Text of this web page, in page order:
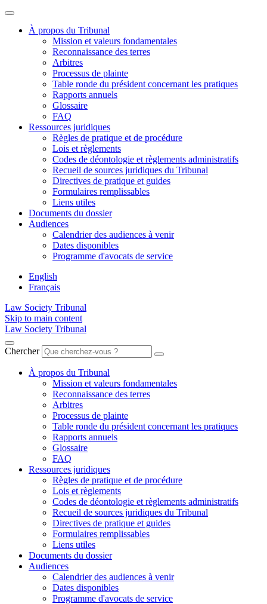
À propos du Tribunal
Mission et valeurs fondamentales
Reconnaissance des terres
Arbitres
Processus de plainte
Table ronde du président concernant les pratiques
Rapports annuels
Glossaire
FAQ
Ressources juridiques
Règles de pratique et de procédure
Lois et règlements
Codes de déontologie et règlements administratifs
Recueil de sources juridiques du Tribunal
Directives de pratique et guides
Formulaires remplissables
Liens utiles
Documents du dossier
Audiences
Calendrier des audiences à venir
Dates disponibles
Programme d'avocats de service
English
Français
Law Society Tribunal
Skip to main content
Law Society Tribunal
Chercher
À propos du Tribunal
Mission et valeurs fondamentales
Reconnaissance des terres
Arbitres
Processus de plainte
Table ronde du président concernant les pratiques
Rapports annuels
Glossaire
FAQ
Ressources juridiques
Règles de pratique et de procédure
Lois et règlements
Codes de déontologie et règlements administratifs
Recueil de sources juridiques du Tribunal
Directives de pratique et guides
Formulaires remplissables
Liens utiles
Documents du dossier
Audiences
Calendrier des audiences à venir
Dates disponibles
Programme d'avocats de service